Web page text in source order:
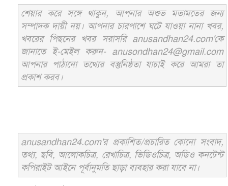
শেয়ার করে সঙ্গে থাকুন, আপনার অশুভ মতামতের জন্য
সম্পাদক দায়ী নয়। আপনার চারপাশে ঘটে যাওয়া নানা খবর,
খবরের পিছনের খবর সরাসরি anusandhan24.com'কে
জানাতে ই-মেইল করুন- anusondhan24@gmail.com
আপনার পাঠানো তথ্যের বস্তুনিষ্ঠতা যাচাই করে আমরা তা
প্রকাশ করব।
anusandhan24.com'র প্রকাশিত/প্রচারিত কোনো সংবাদ,
তথ্য, ছবি, আলোকচিত্র, রেখাচিত্র, ভিডিওচিত্র, অডিও কনটেন্ট
কপিরাইট আইনে পূর্বানুমতি ছাড়া ব্যবহার করা যাবে না।